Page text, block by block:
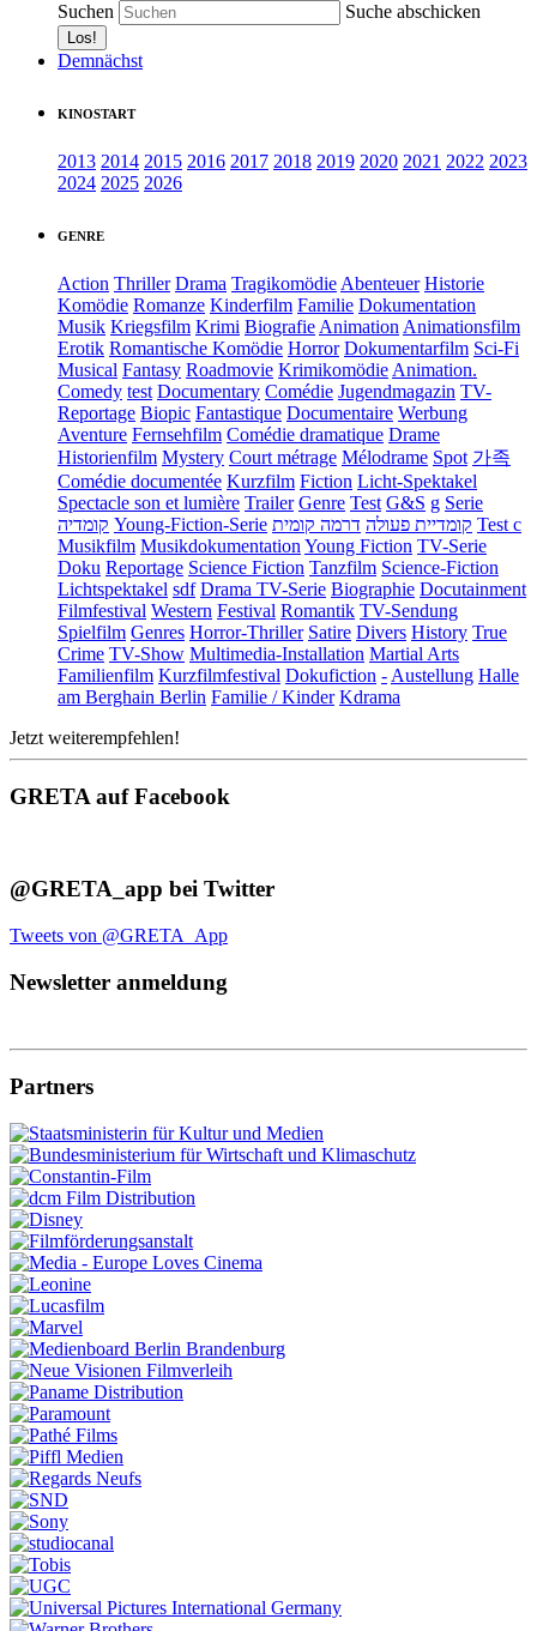
Suchen Suche abschicken
Demnächst
KINOSTART
2013 2014 2015 2016 2017 2018 2019 2020 2021 2022 2023
2024 2025 2026
GENRE
Action Thriller Drama Tragikomödie Abenteuer Historie
Komödie Romanze Kinderfilm Familie Dokumentation
Musik Kriegsfilm Krimi Biografie Animation Animationsfilm
Erotik Romantische Komödie Horror Dokumentarfilm Sci-Fi
Musical Fantasy Roadmovie Krimikomödie Animation.
Comedy test Documentary Comédie Jugendmagazin TV-
Reportage Biopic Fantastique Documentaire Werbung
Aventure Fernsehfilm Comédie dramatique Drame
Historienfilm Mystery Court métrage Mélodrame Spot 가족
Comédie documentée Kurzfilm Fiction Licht-Spektakel
Spectacle son et lumière Trailer Genre Test G&S g Serie
קומדיה Young-Fiction-Serie קומדיית פעולה דרמה קומית
Test c
Musikfilm Musikdokumentation Young Fiction TV-Serie
Doku Reportage Science Fiction Tanzfilm Science-Fiction
Lichtspektakel sdf Drama TV-Serie Biographie Docutainment
Filmfestival Western Festival Romantik TV-Sendung
Spielfilm Genres Horror-Thriller Satire Divers History True
Crime TV-Show Multimedia-Installation Martial Arts
Familienfilm Kurzfilmfestival Dokufiction - Austellung Halle
am Berghain Berlin Familie / Kinder Kdrama
Jetzt weiterempfehlen!
GRETA auf Facebook
@GRETA_app bei Twitter
Tweets von @GRETA_App
Newsletter anmeldung
Partners